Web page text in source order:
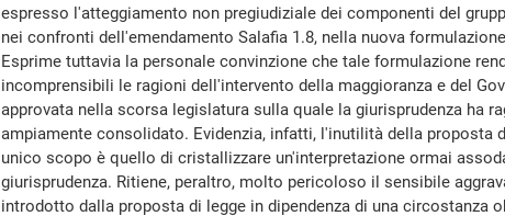
espresso l'atteggiamento non pregiudiziale dei componenti del
nei confronti dell'emendamento Salafia 1.8, nella nuova
Esprime tuttavia la personale convinzione che tale formulazione
incomprensibili le ragioni dell'intervento della maggioranza e del
approvata nella scorsa legislatura sulla quale la giurisprudenza ha
ampiamente consolidato. Evidenzia, infatti, l'inutilità della proposta
unico scopo è quello di cristallizzare un'interpretazione ormai
giurisprudenza. Ritiene, peraltro, molto pericoloso il sensibile
introdotto dalla proposta di legge in dipendenza di una circostanza